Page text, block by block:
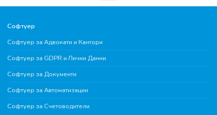
Софтуер
Софтуер за Адвокати и Кантори
Софтуер за GDPR и Лични Данни
Софтуер за Документи
Софтуер за Автоматизации
Софтуер за Счетоводители